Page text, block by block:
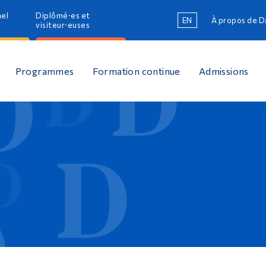
Diplômé·es et
visiteur·euses
EN À propos de
Programmes Formation continue Admissions